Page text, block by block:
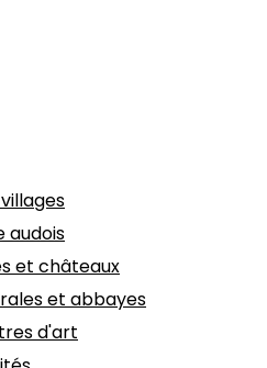
audois
et châteaux
et abbayes
d'art